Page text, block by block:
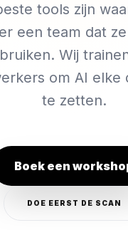
tools zijn
een team dat
Wij
om AI elke
te zetten.
Boek een
DOE EERST DE SCAN